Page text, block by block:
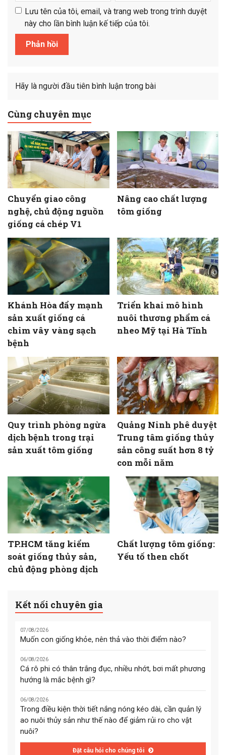
Lưu tên của tôi, email, và trang web trong trình duyệt
này cho lần bình luận kế tiếp của tôi.
Hãy là người đầu tiên bình luận trong bài
Cùng chuyên mục
Chuyển giao công
nghệ, chủ động nguồn
giống cá chép V1
Nâng cao chất lượng
tôm giống
Khánh Hòa đẩy mạnh
sản xuất giống cá
chim vây vàng sạch
bệnh
Triển khai mô hình
nuôi thương phẩm cá
nheo Mỹ tại Hà Tĩnh
Quy trình phòng ngừa
dịch bệnh trong trại
sản xuất tôm giống
Quảng Ninh phê duyệt
Trung tâm giống thủy
sản công suất hơn 8 tỷ
con mỗi năm
TP.HCM tăng kiểm
soát giống thủy sản,
chủ động phòng dịch
Chất lượng tôm giống:
Yếu tố then chốt
Kết nối chuyên gia
07/08/2026
Muốn con giống khỏe, nên thả vào thời điểm nào?
06/08/2026
Cá rô phi có thân trắng đục, nhiều nhớt, bơi mất phương
hướng là mắc bệnh gì?
06/08/2026
Trong điều kiện thời tiết nắng nóng kéo dài, cần quản lý
ao nuôi thủy sản như thế nào để giảm rủi ro cho vật
nuôi?
Đặt câu hỏi cho chúng tôi